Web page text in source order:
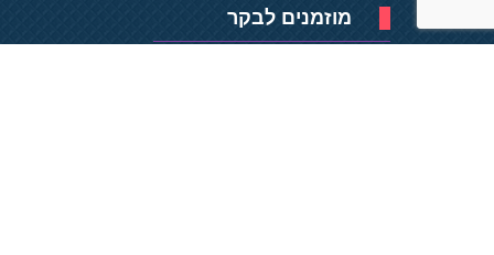
מוזמנים לבקר